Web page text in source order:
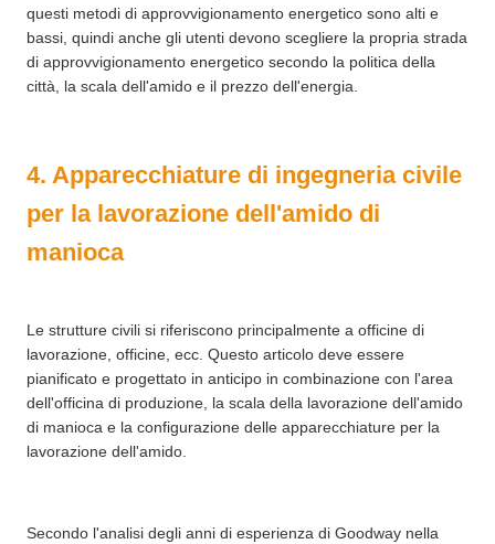
questi metodi di approvvigionamento energetico sono alti e
bassi, quindi anche gli utenti devono scegliere la propria strada
di approvvigionamento energetico secondo la politica della
città, la scala dell'amido e il prezzo dell'energia.
4. Apparecchiature di ingegneria civile
per la lavorazione dell'amido di
manioca
Le strutture civili si riferiscono principalmente a officine di
lavorazione, officine, ecc. Questo articolo deve essere
pianificato e progettato in anticipo in combinazione con l'area
dell'officina di produzione, la scala della lavorazione dell'amido
di manioca e la configurazione delle apparecchiature per la
lavorazione dell'amido.
Secondo l'analisi degli anni di esperienza di Goodway nella